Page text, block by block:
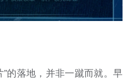
”的落地，并非一蹴而就。早